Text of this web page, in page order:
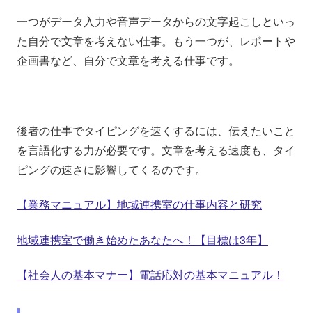
一つがデータ入力や音声データからの文字起こしといっ
た自分で文章を考えない仕事。もう一つが、レポートや
企画書など、自分で文章を考える仕事です。
後者の仕事でタイピングを速くするには、伝えたいこと
を言語化する力が必要です。文章を考える速度も、タイ
ピングの速さに影響してくるのです。
【業務マニュアル】地域連携室の仕事内容と研究
地域連携室で働き始めたあなたへ！【目標は3年】
【社会人の基本マナー】電話応対の基本マニュアル！